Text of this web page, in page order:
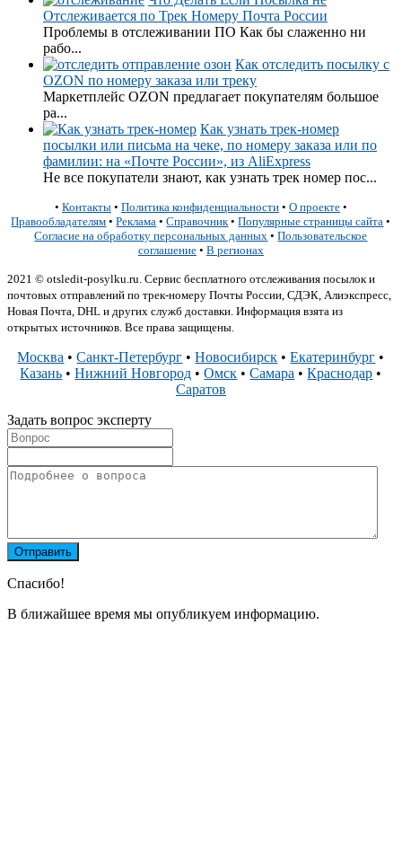
Отслеживается по Трек Номеру Почта России
Проблемы в отслеживании ПО Как бы слаженно ни
рабо...
Как отследить посылку с
OZON по номеру заказа или треку
Маркетплейс OZON предлагает покупателям большое
ра...
Как узнать трек-номер
посылки или письма на чеке, по номеру заказа или по
фамилии: на «Почте России», из AliExpress
Не все покупатели знают, как узнать трек номер пос...
• Контакты • Политика конфиденциальности • О проекте •
Правообладателям •Реклама •Справочник•Популярные страницы сайта •
Согласие на обработку персональных данных •Пользовательское
соглашение • В регионах
2021 © otsledit-posylku.ru. Сервис бесплатного отслеживания посылок и
почтовых отправлений по трек-номеру Почты России, СДЭК, Алиэкспресс,
Новая Почта, DHL и других служб доставки. Информация взята из
открытых источников. Все права защищены.
Москва •Санкт-Петербург •Новосибирск •Екатеринбург •
Казань •Нижний Новгород •Омск •Самара •Краснодар •
Саратов
Задать вопрос эксперту
Спасибо!
В ближайшее время мы опубликуем информацию.